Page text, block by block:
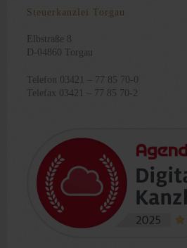
Steuerkanzlei Torgau
Elbstraße 8
D-04860 Torgau
Telefon 03421 – 77 85 70-0
Telefax 03421 – 77 85 70-2